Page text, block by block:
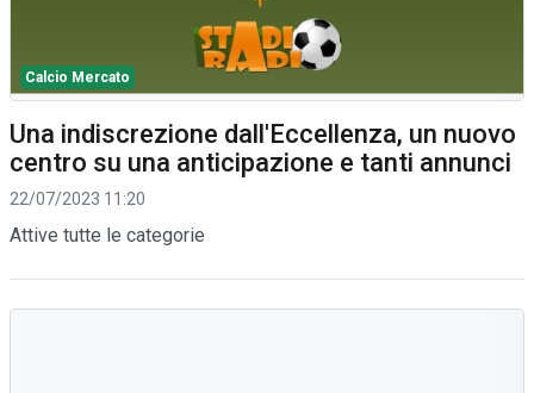
Calcio Mercato
Una indiscrezione dall'Eccellenza, un nuovo
centro su una anticipazione e tanti annunci
22/07/2023 11:20
Attive tutte le categorie